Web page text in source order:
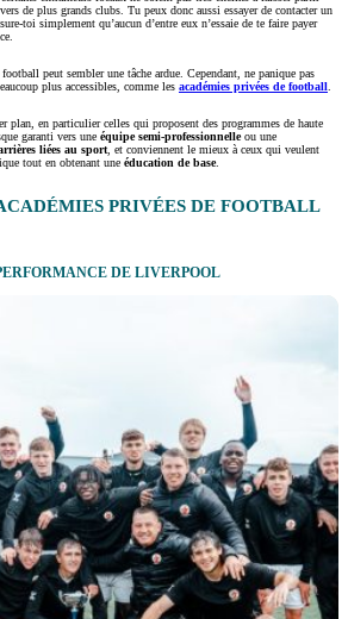
de plus grands clubs. Tu peux donc aussi essayer de contacter un
toi simplement qu’aucun d’entre eux n’essaie de te faire payer
peut sembler une tâche ardue. Cependant, ne panique pas
plus accessibles, comme les académies privées de football.
plan, en particulier celles qui proposent des programmes de haute
garanti vers une équipe semi-professionnelleou une
liées au sport, et conviennent le mieux à ceux qui veulent
tout en obtenant une éducation de base.
PRIVÉES DE FOOTBALL
DE LIVERPOOL